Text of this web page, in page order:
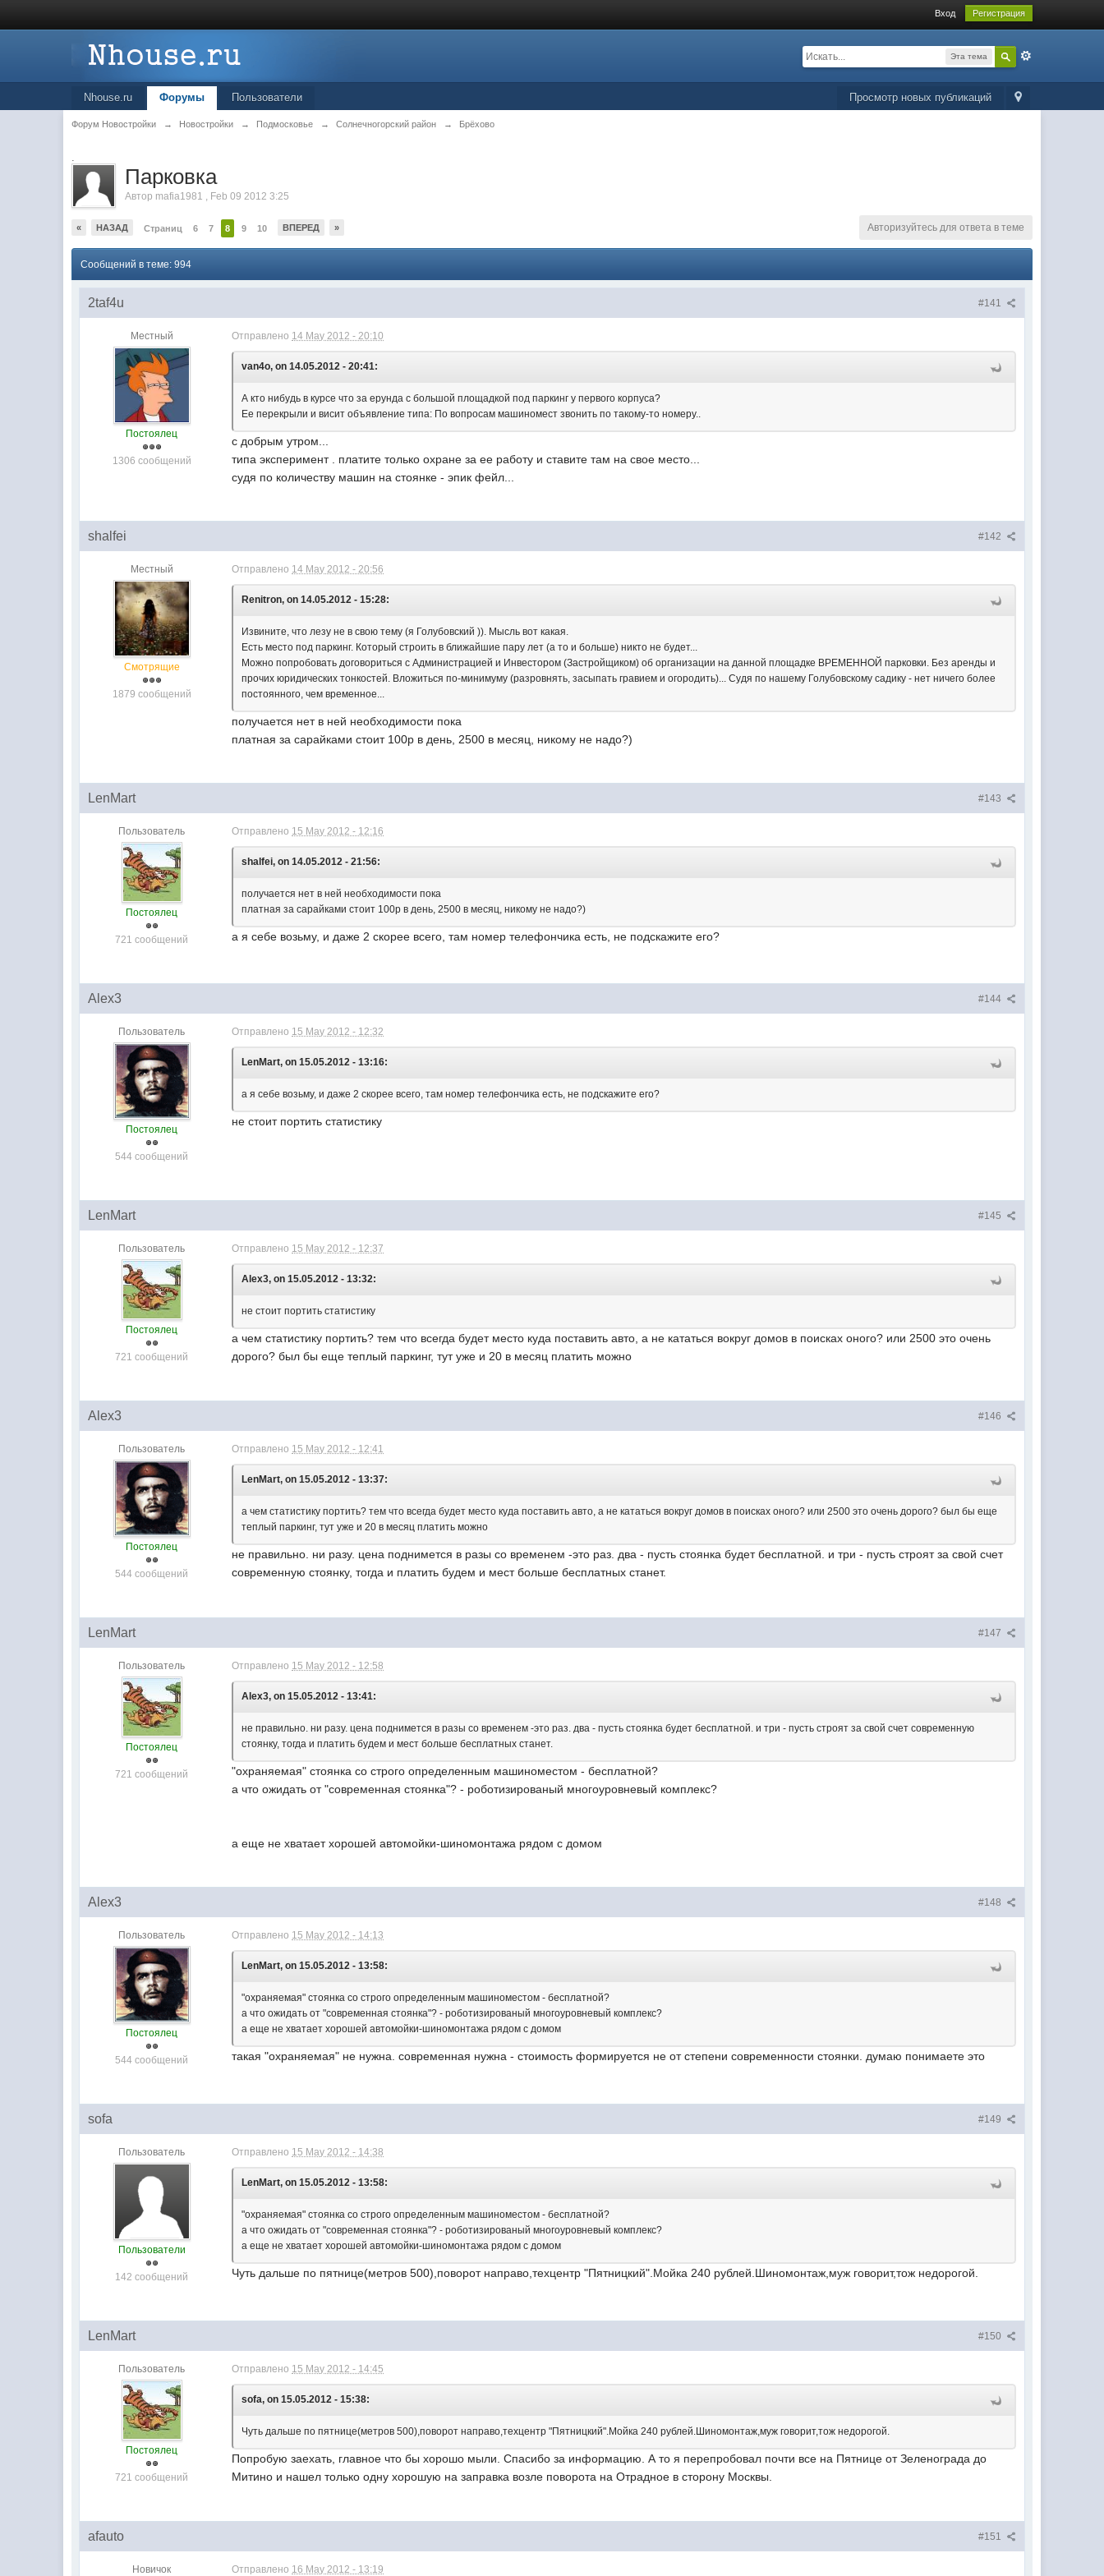
Вход Регистрация
Эта тема
Просмотр новых публикаций
Nhouse.ru Форумы Пользователи
Форум Новостройки → Новостройки → Подмосковье → Солнечногорский район → Брёхово
.
Парковка
Автор mafia1981 , Feb 09 2012 3:25
« НАЗАД Страниц 6 7 8 9 10 ВПЕРЕД » Авторизуйтесь для ответа в теме
Сообщений в теме: 994
#141
2taf4u
Местный
Постоялец
1306 сообщений
Отправлено 14 May 2012 - 20:10
van4o, on 14.05.2012 - 20:41:
А кто нибудь в курсе что за ерунда с большой площадкой под паркинг у первого корпуса?
Ее перекрыли и висит объявление типа: По вопросам машиномест звонить по такому-то номеру..
с добрым утром...
типа эксперимент . платите только охране за ее работу и ставите там на свое место...
судя по количеству машин на стоянке - эпик фейл...
#142
shalfei
Местный
Смотрящие
1879 сообщений
Отправлено 14 May 2012 - 20:56
Renitron, on 14.05.2012 - 15:28:
Извините, что лезу не в свою тему (я Голубовский )). Мысль вот какая.
Есть место под паркинг. Который строить в ближайшие пару лет (а то и больше) никто не будет...
Можно попробовать договориться с Администрацией и Инвестором (Застройщиком) об организации на данной площадке ВРЕМЕННОЙ парковки. Без аренды и
прочих юридических тонкостей. Вложиться по-минимуму (разровнять, засыпать гравием и огородить)... Судя по нашему Голубовскому садику - нет ничего более
постоянного, чем временное...
получается нет в ней необходимости пока
платная за сарайками стоит 100р в день, 2500 в месяц, никому не надо?)
#143
LenMart
Пользователь
Постоялец
721 сообщений
Отправлено 15 May 2012 - 12:16
shalfei, on 14.05.2012 - 21:56:
получается нет в ней необходимости пока
платная за сарайками стоит 100р в день, 2500 в месяц, никому не надо?)
а я себе возьму, и даже 2 скорее всего, там номер телефончика есть, не подскажите его?
#144
Alex3
Пользователь
Постоялец
544 сообщений
Отправлено 15 May 2012 - 12:32
LenMart, on 15.05.2012 - 13:16:
а я себе возьму, и даже 2 скорее всего, там номер телефончика есть, не подскажите его?
не стоит портить статистику
#145
LenMart
Пользователь
Постоялец
721 сообщений
Отправлено 15 May 2012 - 12:37
Alex3, on 15.05.2012 - 13:32:
не стоит портить статистику
а чем статистику портить? тем что всегда будет место куда поставить авто, а не кататься вокруг домов в поисках оного? или 2500 это очень
дорого? был бы еще теплый паркинг, тут уже и 20 в месяц платить можно
#146
Alex3
Пользователь
Постоялец
544 сообщений
Отправлено 15 May 2012 - 12:41
LenMart, on 15.05.2012 - 13:37:
а чем статистику портить? тем что всегда будет место куда поставить авто, а не кататься вокруг домов в поисках оного? или 2500 это очень дорого? был бы еще
теплый паркинг, тут уже и 20 в месяц платить можно
не правильно. ни разу. цена поднимется в разы со временем -это раз. два - пусть стоянка будет бесплатной. и три - пусть строят за свой счет
современную стоянку, тогда и платить будем и мест больше бесплатных станет.
#147
LenMart
Пользователь
Постоялец
721 сообщений
Отправлено 15 May 2012 - 12:58
Alex3, on 15.05.2012 - 13:41:
не правильно. ни разу. цена поднимется в разы со временем -это раз. два - пусть стоянка будет бесплатной. и три - пусть строят за свой счет современную
стоянку, тогда и платить будем и мест больше бесплатных станет.
"охраняемая" стоянка со строго определенным машиноместом - бесплатной?
а что ожидать от "современная стоянка"? - роботизированый многоуровневый комплекс?
а еще не хватает хорошей автомойки-шиномонтажа рядом с домом
#148
Alex3
Пользователь
Постоялец
544 сообщений
Отправлено 15 May 2012 - 14:13
LenMart, on 15.05.2012 - 13:58:
"охраняемая" стоянка со строго определенным машиноместом - бесплатной?
а что ожидать от "современная стоянка"? - роботизированый многоуровневый комплекс?
а еще не хватает хорошей автомойки-шиномонтажа рядом с домом
такая "охраняемая" не нужна. современная нужна - стоимость формируется не от степени современности стоянки. думаю понимаете это
#149
sofa
Пользователь
Пользователи
142 сообщений
Отправлено 15 May 2012 - 14:38
LenMart, on 15.05.2012 - 13:58:
"охраняемая" стоянка со строго определенным машиноместом - бесплатной?
а что ожидать от "современная стоянка"? - роботизированый многоуровневый комплекс?
а еще не хватает хорошей автомойки-шиномонтажа рядом с домом
Чуть дальше по пятнице(метров 500),поворот направо,техцентр "Пятницкий".Мойка 240 рублей.Шиномонтаж,муж говорит,тож недорогой.
#150
LenMart
Пользователь
Постоялец
721 сообщений
Отправлено 15 May 2012 - 14:45
sofa, on 15.05.2012 - 15:38:
Чуть дальше по пятнице(метров 500),поворот направо,техцентр "Пятницкий".Мойка 240 рублей.Шиномонтаж,муж говорит,тож недорогой.
Попробую заехать, главное что бы хорошо мыли. Спасибо за информацию. А то я перепробовал почти все на Пятнице от Зеленограда до
Митино и нашел только одну хорошую на заправка возле поворота на Отрадное в сторону Москвы.
#151
afauto
Новичок Отправлено 16 May 2012 - 13:19